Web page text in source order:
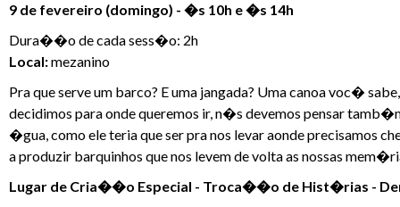
9 de fevereiro (domingo) - �s 10h e �s 14h
Dura��o de cada sess�o: 2h
Local:mezanino
Pra que serve um barco? E uma jangada? Uma canoa voc�
decidimos para onde queremos ir, n�s devemos pensar
�gua, como ele teria que ser pra nos levar aonde precisamos
a produzir barquinhos que nos levem de volta as nossas
Lugar de Cria��o Especial - Troca��o de Hist�rias -